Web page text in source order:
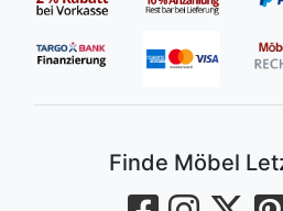
Finde Möbel